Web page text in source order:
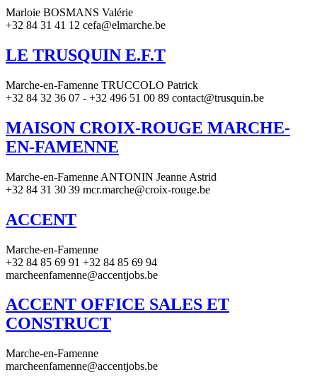
Marloie BOSMANS Valérie
+32 84 31 41 12 cefa@elmarche.be
LE TRUSQUIN E.F.T
Marche-en-Famenne TRUCCOLO Patrick
+32 84 32 36 07 - +32 496 51 00 89 contact@trusquin.be
MAISON CROIX-ROUGE MARCHE-
EN-FAMENNE
Marche-en-Famenne ANTONIN Jeanne Astrid
+32 84 31 30 39 mcr.marche@croix-rouge.be
ACCENT
Marche-en-Famenne
+32 84 85 69 91 +32 84 85 69 94
marcheenfamenne@accentjobs.be
ACCENT OFFICE SALES ET
CONSTRUCT
Marche-en-Famenne
marcheenfamenne@accentjobs.be